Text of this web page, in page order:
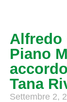
Alfredo
Piano
Tana
Settembre 2,